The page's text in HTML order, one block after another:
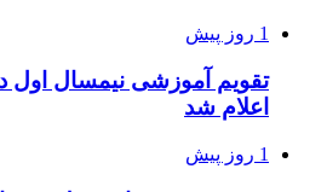
1 روز پیش
تقویم آموزشی نیمسال اول
اعلام شد
1 روز پیش